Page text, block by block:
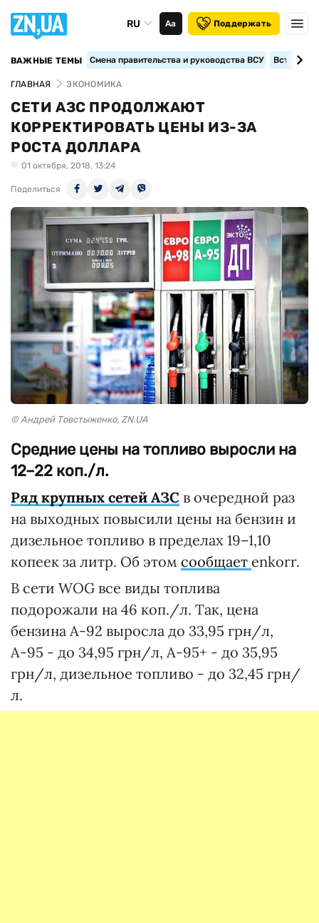
RU Аа Поддержать
ВАЖНЫЕ ТЕМЫ Смена правительства и руководства ВСУ
ГЛАВНАЯ ЭКОНОМИКА
СЕТИ АЗС ПРОДОЛЖАЮТ
КОРРЕКТИРОВАТЬ ЦЕНЫ ИЗ-ЗА
РОСТА ДОЛЛАРА
01 октября, 2018, 13:24
Поделиться
© Андрей Товстыженко, ZN.UA
Средние цены на топливо выросли на
12–22 коп./л.
Ряд крупных сетей АЗС в очередной раз
на выходных повысили цены на бензин и
дизельное топливо в пределах 19–1,10
копеек за литр. Об этом сообщает enkorr.
В сети WOG все виды топлива
подорожали на 46 коп./л. Так, цена
бензина А-92 выросла до 33,95 грн/л,
А-95 - до 34,95 грн/л, А-95+ - до 35,95
грн/л, дизельное топливо - до 32,45 грн/
л.